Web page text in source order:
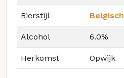
Bierstijl
Alcohol 6.0%
Herkomst Opwijk